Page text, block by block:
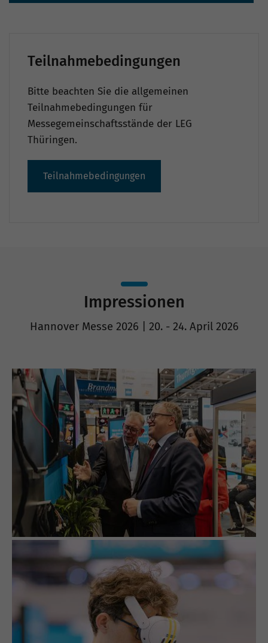
Teilnahmebedingungen
Bitte beachten Sie die allgemeinen
Teilnahmebedingungen für
Messegemeinschaftsstände der LEG
Thüringen.
Teilnahmebedingungen
Impressionen
Hannover Messe 2026 | 20. - 24. April 2026